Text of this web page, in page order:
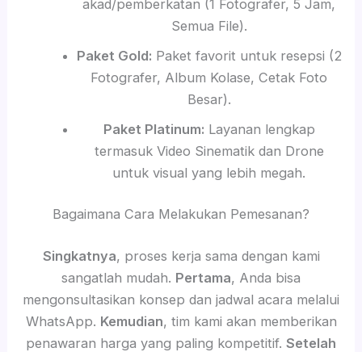
akad/pemberkatan (1 Fotografer, 5 Jam,
Semua File).
Paket Gold: Paket favorit untuk resepsi (2
Fotografer, Album Kolase, Cetak Foto
Besar).
Paket Platinum: Layanan lengkap
termasuk Video Sinematik dan Drone
untuk visual yang lebih megah.
Bagaimana Cara Melakukan Pemesanan?
Singkatnya, proses kerja sama dengan kami
sangatlah mudah. Pertama, Anda bisa
mengonsultasikan konsep dan jadwal acara melalui
WhatsApp. Kemudian, tim kami akan memberikan
penawaran harga yang paling kompetitif. Setelah